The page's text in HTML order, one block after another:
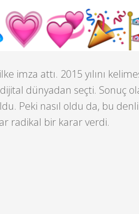
imza attı. 2015 yılını
dünyadan seçti. Sonuç
Peki nasıl oldu da, bu
radikal bir karar verdi.